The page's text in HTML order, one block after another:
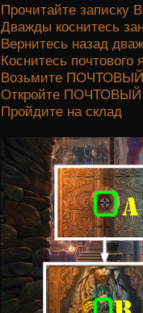
Прочитайте
Дважды коснитесь
Вернитесь назад
Коснитесь
Возьмите
Откройте
Пройдите на склад